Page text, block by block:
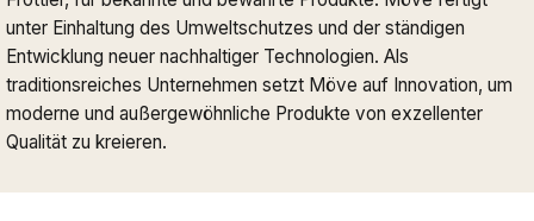
unter Einhaltung des Umweltschutzes und der ständigen
Entwicklung neuer nachhaltiger Technologien. Als
traditionsreiches Unternehmen setzt Möve auf Innovation, um
moderne und außergewöhnliche Produkte von exzellenter
Qualität zu kreieren.